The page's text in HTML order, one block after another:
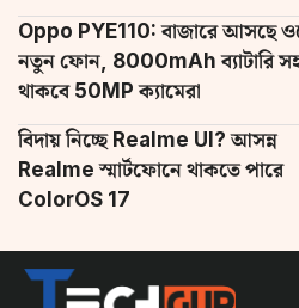
Oppo PYE110: বাজারে আসছে
নতুন ফোন, 8000mAh ব্যাটারি
থাকবে 50MP ক্যামেরা
বিদায় নিচ্ছে Realme UI? আসন্ন
Realme স্মার্টফোনে থাকতে পারে
ColorOS 17